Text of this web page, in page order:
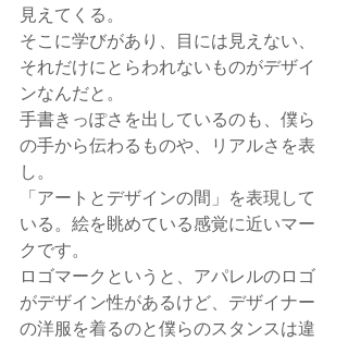
見えてくる。
そこに学びがあり、目には見えない、
それだけにとらわれないものがデザイ
ンなんだと。
手書きっぽさを出しているのも、僕ら
の手から伝わるものや、リアルさを表
し。
「アートとデザインの間」を表現して
いる。絵を眺めている感覚に近いマー
クです。
ロゴマークというと、アパレルのロゴ
がデザイン性があるけど、デザイナー
の洋服を着るのと僕らのスタンスは違